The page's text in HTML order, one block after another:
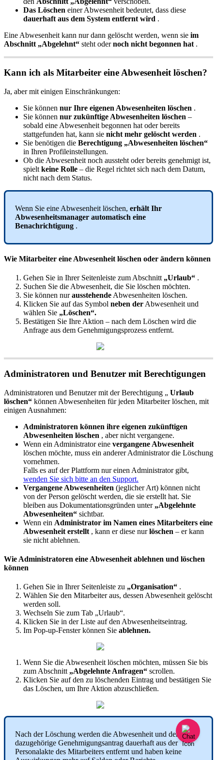
Das Löschen einer Abwesenheit bedeutet, dass diese
dauerhaft aus dem System entfernt wird .
Eine Abwesenheit kann nur dann gelöscht werden, wenn sie im
Abschnitt „Abgelehnt“ steht oder noch nicht begonnen hat .
Kann ich als Mitarbeiter eine Abwesenheit löschen?
Ja, aber mit einigen Einschränkungen:
Sie können nur Ihre eigenen Abwesenheiten löschen .
Sie können nur zukünftige Abwesenheiten löschen –
sobald eine Abwesenheit begonnen hat oder bereits
stattgefunden hat, kann sie nicht mehr gelöscht werden .
Sie benötigen die Berechtigung „Abwesenheiten löschen“
in Ihren Profileinstellungen.
Ob die Abwesenheit noch aussteht oder bereits genehmigt ist,
spielt keine Rolle – die Regel richtet sich nach dem Datum,
nicht nach dem Status.
Wenn Sie eine Abwesenheit löschen, erhält Ihr
Abwesenheitsmanager automatisch eine
Benachrichtigung .
Wie Mitarbeiter eine Abwesenheit löschen oder ändern können
Gehen Sie in Ihrer Seitenleiste zum Abschnitt „Urlaub“ .
Suchen Sie die Abwesenheit, die Sie löschen möchten.
Sie können nur ausstehende Abwesenheiten löschen.
Klicken Sie auf das Symbol neben der Abwesenheit und
wählen Sie „Löschen“.
Bestätigen Sie Ihre Aktion – nach dem Löschen wird die
Anfrage aus dem Genehmigungsprozess entfernt.
Administratoren und Benutzer mit Berechtigungen
Administratoren und Benutzer mit der Berechtigung „ Urlaub
löschen“ können Abwesenheiten für jeden Mitarbeiter löschen, mit
einigen Ausnahmen:
Administratoren können ihre eigenen zukünftigen
Abwesenheiten löschen , aber nicht vergangene.
Wenn ein Administrator eine vergangene Abwesenheit
löschen möchte, muss ein anderer Administrator die Löschung
vornehmen.
Falls es auf der Plattform nur einen Administrator gibt,
wenden Sie sich bitte an den Support.
Vergangene Abwesenheiten (jeglicher Art) können nicht
von der Person gelöscht werden, die sie erstellt hat. Sie
bleiben aus Dokumentationsgründen unter „Abgelehnte
Abwesenheiten“ sichtbar.
Wenn ein Administrator im Namen eines Mitarbeiters eine
Abwesenheit erstellt , kann er diese nur löschen – er kann
sie nicht ablehnen.
Wie Administratoren eine Abwesenheit ablehnen und löschen
können
Gehen Sie in Ihrer Seitenleiste zu „Organisation“ .
Wählen Sie den Mitarbeiter aus, dessen Abwesenheit gelöscht
werden soll.
Wechseln Sie zum Tab „Urlaub“.
Klicken Sie in der Liste auf den Abwesenheitseintrag.
Im Pop-up-Fenster können Sie ablehnen.
Wenn Sie die Abwesenheit löschen möchten, müssen Sie bis
zum Abschnitt „Abgelehnte Anfragen“ scrollen.
Klicken Sie auf den zu löschenden Eintrag und bestätigen Sie
das Löschen, um Ihre Aktion abzuschließen.
Nach der Löschung werden die Abwesenheit und der
dazugehörige Genehmigungsantrag dauerhaft aus der
Personalakte des Mitarbeiters entfernt und haben keine